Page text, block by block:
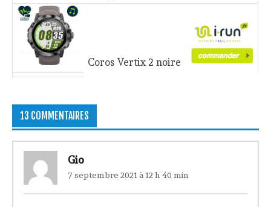
Coros Vertix 2 noire
13 COMMENTAIRES
Gio
7 septembre 2021 à 12 h 40 min